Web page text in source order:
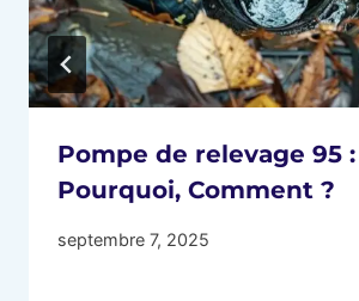
Pompe de relevage 95
Pourquoi, Comment ?
septembre 7, 2025